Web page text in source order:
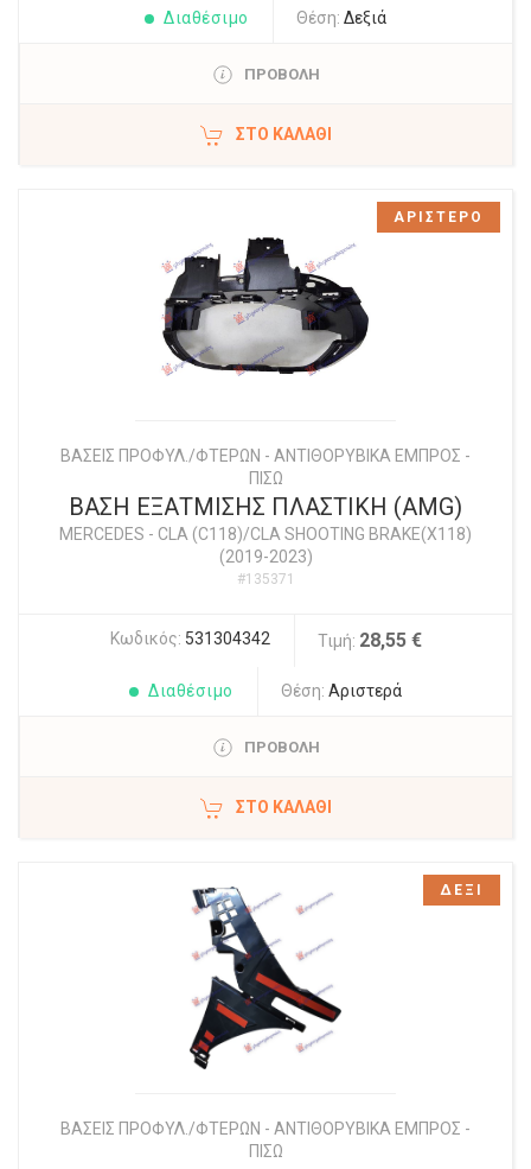
Διαθέσιμο Θέση: Δεξιά
ΠΡΟΒΟΛΗ
ΣΤΟ ΚΑΛΆΘΙ
ΒΑΣΕΙΣ ΠΡΟΦΥΛ./ΦΤΕΡΩΝ - ΑΝΤΙΘΟΡΥΒΙΚΑ ΕΜΠΡΟΣ -
ΠΙΣΩ
ΒΑΣΗ ΕΞΑΤΜΙΣΗΣ ΠΛΑΣΤΙΚΗ (AMG)
MERCEDES - CLA (C118)/CLA SHOOTING BRAKE(X118)
(2019-2023)
#135371
Κωδικός: 531304342 Τιμή: 28,55 €
Διαθέσιμο Θέση: Αριστερά
ΠΡΟΒΟΛΗ
ΣΤΟ ΚΑΛΆΘΙ
ΑΡΙΣΤΕΡΟ
ΒΑΣΕΙΣ ΠΡΟΦΥΛ./ΦΤΕΡΩΝ - ΑΝΤΙΘΟΡΥΒΙΚΑ ΕΜΠΡΟΣ -
ΠΙΣΩ
ΔΕΞΙ